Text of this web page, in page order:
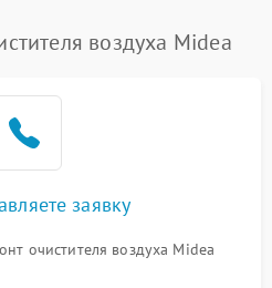
воздуха Midea
заявку
очистителя воздуха Midea